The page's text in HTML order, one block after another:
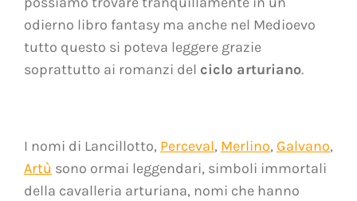
odierno libro fantasy ma anche nel Medioevo
tutto questo si poteva leggere grazie
soprattutto ai romanzi del ciclo arturiano.
I nomi di Lancillotto, Perceval, Merlino, Galvano,
Artù sono ormai leggendari, simboli immortali
della cavalleria arturiana, nomi che hanno